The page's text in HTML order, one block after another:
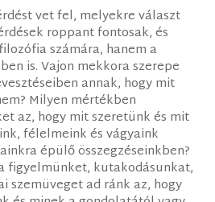
vet fel, melyekre választ
roppant fontosak, és
számára, hanem a
is. Vajon mekkora szerepe
annak, hogy mit
Milyen mértékben
az, hogy mit szeretünk és mit
félelmeink és vágyaink
épülő összegzéseinkben?
figyelmünket, kutakodásunkat,
szemüveget ad ránk az, hogy